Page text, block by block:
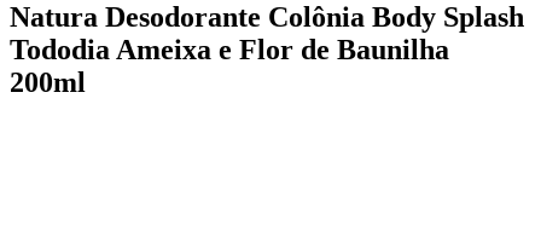
Natura Desodorante Colônia Body Splash
Tododia Ameixa e Flor de Baunilha
200ml